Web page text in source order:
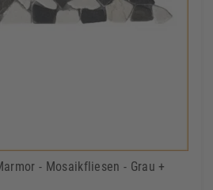
- Mosaikfliesen - Grau +